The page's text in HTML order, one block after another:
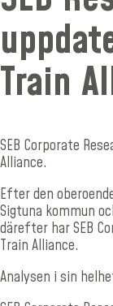
Train
SEB Corporate
Alliance.
Efter den
Sigtuna kommun
därefter har SEB
Train Alliance.
Analysen i sin